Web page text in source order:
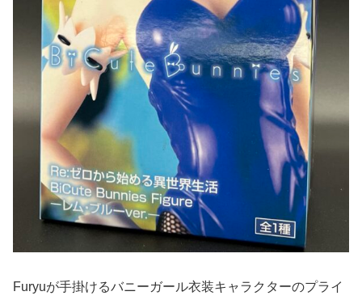
Furyuが手掛けるバニーガール衣装キャラクターのプライ